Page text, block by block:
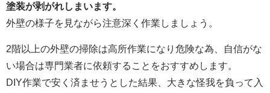
塗装が剥がれしまいます。
外壁の様子を見ながら注意深く作業しましょう。
2階以上の外壁の掃除は高所作業になり危険な為、自信がな
い場合は専門業者に依頼することをおすすめします。
DIY作業で安く済ませうとした結果、大きな怪我を負って入